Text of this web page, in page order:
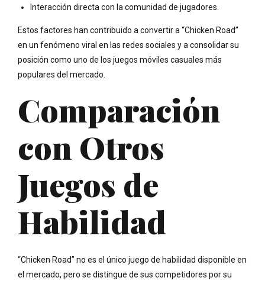
Interacción directa con la comunidad de jugadores.
Estos factores han contribuido a convertir a “Chicken Road”
en un fenómeno viral en las redes sociales y a consolidar su
posición como uno de los juegos móviles casuales más
populares del mercado.
Comparación
con Otros
Juegos de
Habilidad
“Chicken Road” no es el único juego de habilidad disponible en
el mercado, pero se distingue de sus competidores por su